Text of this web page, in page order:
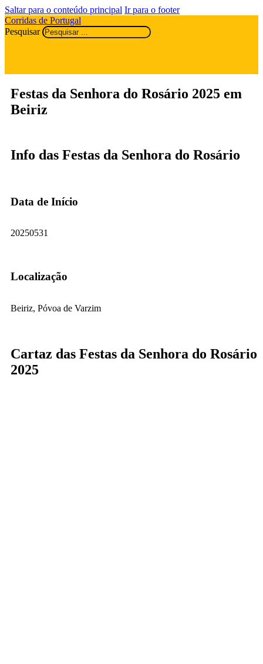
Saltar para o conteúdo principal Ir para o footer
Corridas de Portugal
Pesquisar
Festas da Senhora do Rosário 2025 em
Beiriz
Info das Festas da Senhora do Rosário
Data de Início
20250531
Localização
Beiriz, Póvoa de Varzim
Cartaz das Festas da Senhora do Rosário
2025